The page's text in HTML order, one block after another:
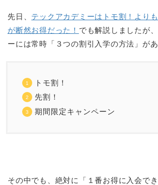
先日、 テックアカデミーはトモ割！より
が断然お得だった！ でも解説しましたが
ーには常時「３つの割引入学の方法」があ
トモ割！
先割！
期間限定キャンペーン
その中でも、絶対に「１番お得に入会で